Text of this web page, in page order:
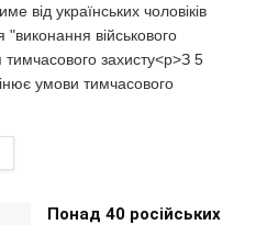
від українських чоловіків
"виконання військового
тимчасового захисту<p>З 5
умови тимчасового
Понад 40 російських